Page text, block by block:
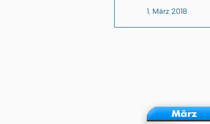
1. März 2018